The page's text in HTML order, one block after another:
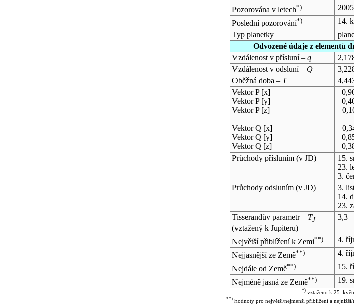
Pozorována v letech*)
Poslední pozorování*)
14.
Typ planetky
Odvozené údaje z elementů
Vzdálenost v přísluní – q
Vzdálenost v odsluní – Q
Oběžná doba – T
Vektor P [x]
Vektor P [y]
Vektor P [z]
Vektor Q [x]
Vektor Q [y]
Vektor Q [z]
Průchody přísluním (v JD) 15.
23.
3.
Průchody odsluním (v JD) 3.
14.
23.
Tisserandův parametr – TJ
(vztažený k Jupiteru)
3,3
Největší přiblížení k Zemi**) 4.
Nejjasnější ze Země**) 4.
Nejdále od Země**) 15.
Nejméně jasná ze Země**) 19.
*)vztaženo k 25.
**) hodnoty pro největší/nejmenší přiblížení a